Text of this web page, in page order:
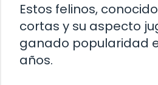
Estos felinos,
cortas y su aspecto
ganado popularidad
años.